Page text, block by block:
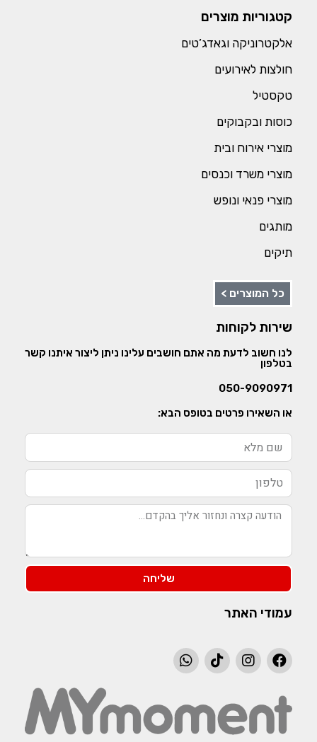
קטגוריות מוצרים
אלקטרוניקה וגאדג’טים
חולצות לאירועים
טקסטיל
כוסות ובקבוקים
מוצרי אירוח ובית
מוצרי משרד וכנסים
מוצרי פנאי ונופש
מותגים
תיקים
כל המוצרים >
שירות לקוחות
לנו חשוב לדעת מה אתם חושבים עלינו ניתן ליצור איתנו קשר
בטלפון
050-9090971
או השאירו פרטים בטופס הבא:
שליחה
עמודי האתר